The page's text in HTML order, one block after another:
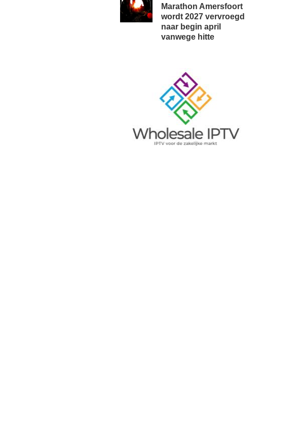
Marathon Amersfoort
wordt 2027 vervroegd
naar begin april
vanwege hitte